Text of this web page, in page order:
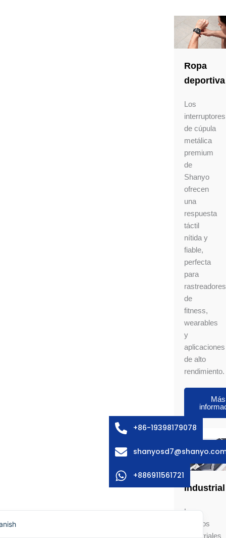
Ropa
deportiva
Los
interruptores
de cúpula
metálica
premium
de
Shanyo
ofrecen
una
respuesta
táctil
nítida y
fiable,
perfecta
para
rastreadores
de
fitness,
wearables
y
aplicaciones
de alto
rendimiento.
Más
Industrial
Los
equipos
industriales
+86-19398179078
+886911561721